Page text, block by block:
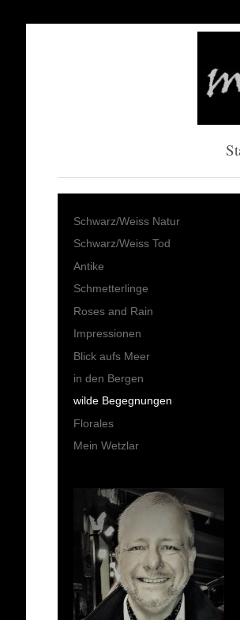
Schwarz/Weiss Natur
Schwarz/Weiss Tod
Antike
Schmetterlinge
Roses and Rain
Impressionen
Blick aufs Meer
in den Bergen
wilde Begegnungen
Florales
Mein Wetzlar